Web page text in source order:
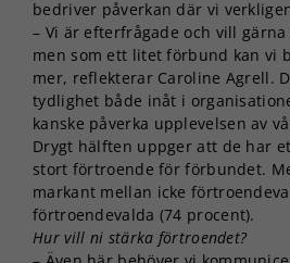
bedriver påverkan där vi
– Vi är efterfrågade och vill
men som ett litet förbund kan vi
mer, reflekterar Caroline Agrell.
tydlighet både inåt i
kanske påverka upplevelsen av
Drygt hälften uppger att de har
stort förtroende för förbundet.
markant mellan icke
förtroendevalda (74 procent).
Hur vill ni stärka förtroendet?